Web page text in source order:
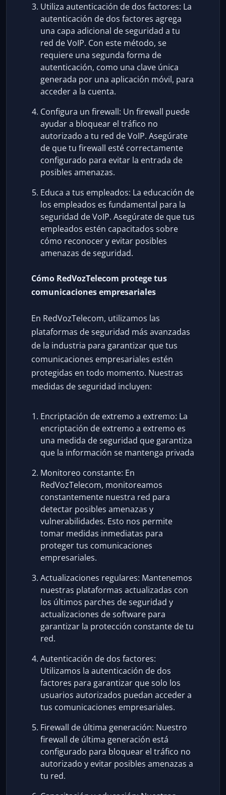
Utiliza autenticación de dos factores: La
autenticación de dos factores agrega
una capa adicional de seguridad a tu
red de VoIP. Con este método, se
requiere una segunda forma de
autenticación, como una clave única
generada por una aplicación móvil, para
acceder a la cuenta.
Configura un firewall: Un firewall puede
ayudar a bloquear el tráfico no
autorizado a tu red de VoIP. Asegúrate
de que tu firewall esté correctamente
configurado para evitar la entrada de
posibles amenazas.
Educa a tus empleados: La educación de
los empleados es fundamental para la
seguridad de VoIP. Asegúrate de que tus
empleados estén capacitados sobre
cómo reconocer y evitar posibles
amenazas de seguridad.
Cómo RedVozTelecom protege tus
comunicaciones empresariales
En RedVozTelecom, utilizamos las
plataformas de seguridad más avanzadas
de la industria para garantizar que tus
comunicaciones empresariales estén
protegidas en todo momento. Nuestras
medidas de seguridad incluyen:
Encriptación de extremo a extremo: La
encriptación de extremo a extremo es
una medida de seguridad que garantiza
que la información se mantenga privada
Monitoreo constante: En
RedVozTelecom, monitoreamos
constantemente nuestra red para
detectar posibles amenazas y
vulnerabilidades. Esto nos permite
tomar medidas inmediatas para
proteger tus comunicaciones
empresariales.
Actualizaciones regulares: Mantenemos
nuestras plataformas actualizadas con
los últimos parches de seguridad y
actualizaciones de software para
garantizar la protección constante de tu
red.
Autenticación de dos factores:
Utilizamos la autenticación de dos
factores para garantizar que solo los
usuarios autorizados puedan acceder a
tus comunicaciones empresariales.
Firewall de última generación: Nuestro
firewall de última generación está
configurado para bloquear el tráfico no
autorizado y evitar posibles amenazas a
tu red.